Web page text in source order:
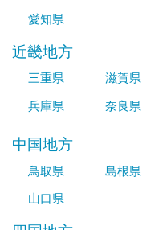
愛知県
近畿地方
三重県 滋賀県
兵庫県
奈良県
中国地方
鳥取県 島根県
山口県